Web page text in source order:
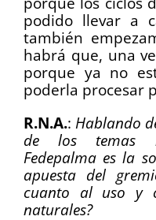
podido llevar a
también
habrá que, una
porque ya no
poderla procesar
R.N.A.: Hablando
de los temas
Fedepalma es la
apuesta del
cuanto al uso y
naturales?